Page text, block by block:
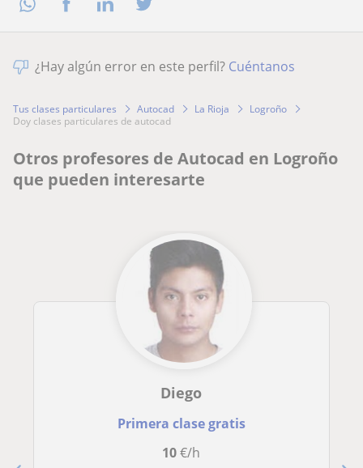
¿Hay algún error en este perfil? Cuéntanos
Tus clases particulares Autocad La Rioja
Logroño
doy clases particulares de autocad
Otros profesores de Autocad en Logroño
que pueden interesarte
Diego
Primera clase gratis
10€/h